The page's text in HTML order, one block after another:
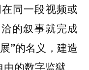
同一段视频或
的叙事就完成
”的名义，建造
的数字监狱。